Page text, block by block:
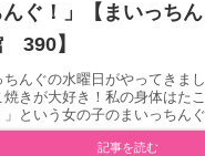
んぐ！」【まいっち
390】
ちんぐの水曜日がやってきま
焼きが大好き！私の身体はた
」という女の子のまいっちん
記事を読む